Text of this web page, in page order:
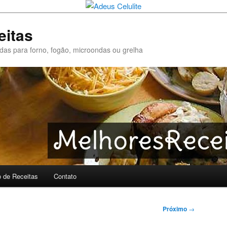
para forno, fogão, microondas ou grelha
de Receitas Contato
Próximo →